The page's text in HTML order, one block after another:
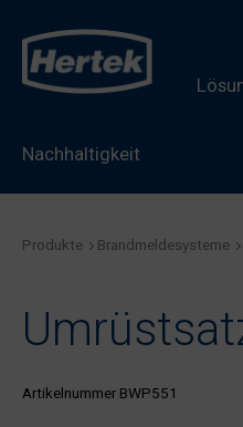
Nachhaltigkeit
Produkte Brandmeldesysteme
Artikelnummer BWP551